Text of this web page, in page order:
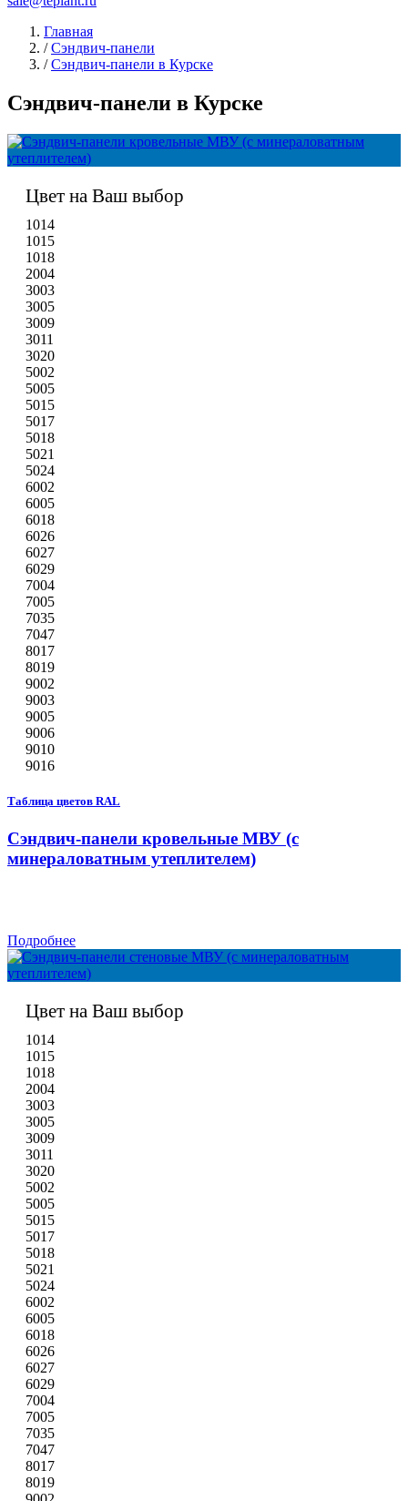
Главная
/ Сэндвич-панели
/ Сэндвич-панели в Курске
Сэндвич-панели в Курске
Цвет на Ваш выбор
1014
1015
1018
2004
3003
3005
3009
3011
3020
5002
5005
5015
5017
5018
5021
5024
6002
6005
6018
6026
6027
6029
7004
7005
7035
7047
8017
8019
9002
9003
9005
9006
9010
9016
Таблица цветов RAL
Сэндвич-панели кровельные МВУ (с
минераловатным утеплителем)
Подробнее
Цвет на Ваш выбор
1014
1015
1018
2004
3003
3005
3009
3011
3020
5002
5005
5015
5017
5018
5021
5024
6002
6005
6018
6026
6027
6029
7004
7005
7035
7047
8017
8019